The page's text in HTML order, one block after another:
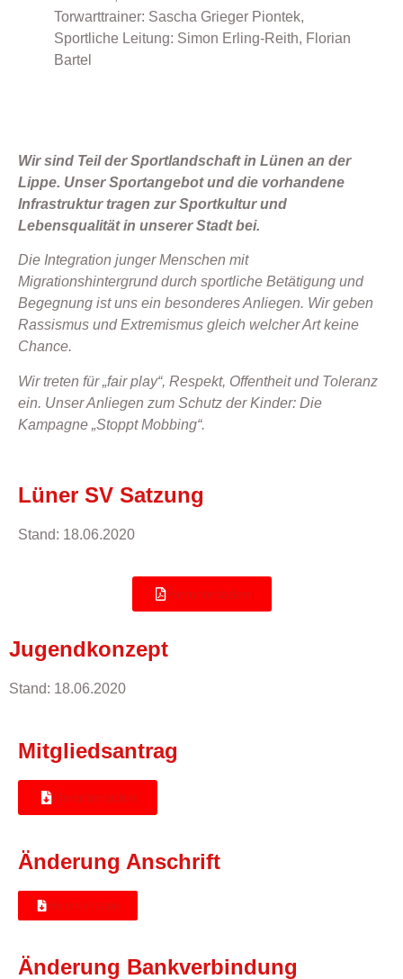
Torwarttrainer: Sascha Grieger Piontek,
Sportliche Leitung: Simon Erling-Reith, Florian
Bartel
Wir sind Teil der Sportlandschaft in Lünen an der
Lippe. Unser Sportangebot und die vorhandene
Infrastruktur tragen zur Sportkultur und
Lebensqualität in unserer Stadt bei.
Die Integration junger Menschen mit
Migrationshintergrund durch sportliche Betätigung und
Begegnung ist uns ein besonderes Anliegen. Wir geben
Rassismus und Extremismus gleich welcher Art keine
Chance.
Wir treten für „fair play“, Respekt, Offentheit und Toleranz
ein. Unser Anliegen zum Schutz der Kinder: Die
Kampagne „Stoppt Mobbing“.
Lüner SV Satzung
Stand: 18.06.2020
Herunterladen
Jugendkonzept
Stand: 18.06.2020
Mitgliedsantrag
Herunterladen
Änderung Anschrift
Herunterladen
Änderung Bankverbindung